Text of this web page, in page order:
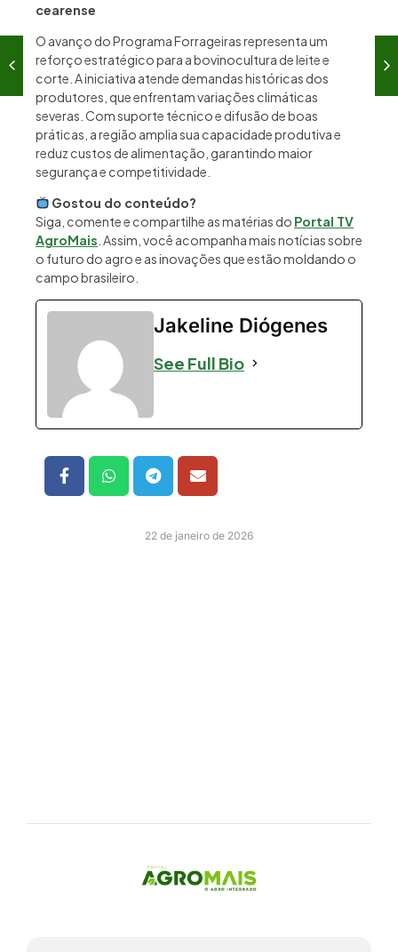
cearense
O avanço do Programa Forrageiras representa um
reforço estratégico para a bovinocultura de leite e
corte. A iniciativa atende demandas históricas dos
produtores, que enfrentam variações climáticas
severas. Com suporte técnico e difusão de boas
práticas, a região amplia sua capacidade produtiva e
reduz custos de alimentação, garantindo maior
segurança e competitividade.
Gostou do conteúdo?
Siga, comente e compartilhe as matérias do Portal TV
AgroMais . Assim, você acompanha mais notícias sobre
o futuro do agro e as inovações que estão moldando o
campo brasileiro.
Jakeline Diógenes
See Full Bio
22 de janeiro de 2026